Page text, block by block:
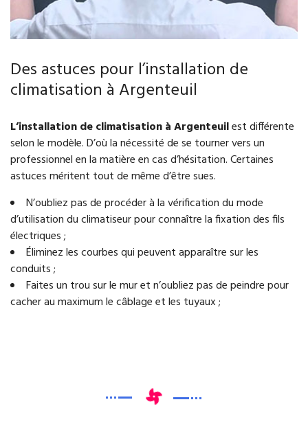
Des astuces pour l’installation de
climatisation à Argenteuil
L’installation de climatisation à Argenteuilest différente
selon le modèle. D’où la nécessité de se tourner vers un
professionnel en la matière en cas d’hésitation. Certaines
astuces méritent tout de même d’être sues.
N’oubliez pas de procéder à la vérification du mode
d’utilisation du climatiseur pour connaître la fixation des fils
électriques ;
Éliminez les courbes qui peuvent apparaître sur les
conduits ;
Faites un trou sur le mur et n’oubliez pas de peindre pour
cacher au maximum le câblage et les tuyaux ;